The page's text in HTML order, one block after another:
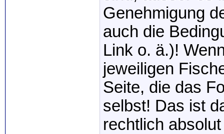
Genehmigung
auch die
Link o. ä.)!
jeweiligen
Seite, die das
selbst! Das ist
rechtlich